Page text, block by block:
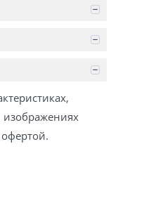
изображениях